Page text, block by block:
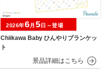
Chiikawa Baby ひんやりブランケッ
ト
2026年6月 5日～登場